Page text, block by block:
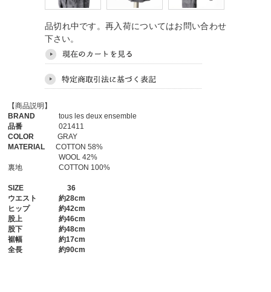
品切れ中です。再入荷についてはお問い合わせ
下さい。
【商品説明】
BRAND tous les deux ensemble
品番 021411
COLOR GRAY
MATERIAL COTTON 58%
WOOL 42%
裏地 COTTON 100%
SIZE
36
ウエスト
約28cm
ヒップ約42cm
股上 約46cm
股下 約48cm
裾幅 約17cm
全長 約90cm